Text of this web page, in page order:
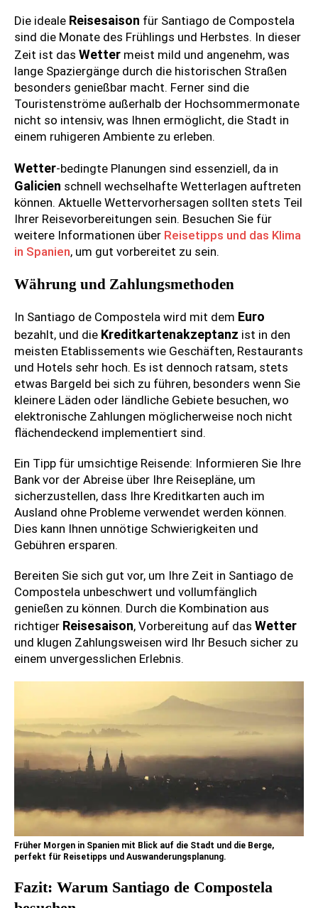
Die ideale Reisesaison für Santiago de Compostela
sind die Monate des Frühlings und Herbstes. In dieser
Zeit ist das Wetter meist mild und angenehm, was
lange Spaziergänge durch die historischen Straßen
besonders genießbar macht. Ferner sind die
Touristenströme außerhalb der Hochsommermonate
nicht so intensiv, was Ihnen ermöglicht, die Stadt in
einem ruhigeren Ambiente zu erleben.
Wetter-bedingte Planungen sind essenziell, da in
Galicien schnell wechselhafte Wetterlagen auftreten
können. Aktuelle Wettervorhersagen sollten stets Teil
Ihrer Reisevorbereitungen sein. Besuchen Sie für
weitere Informationen über Reisetipps und das Klima
in Spanien, um gut vorbereitet zu sein.
Währung und Zahlungsmethoden
In Santiago de Compostela wird mit dem Euro
bezahlt, und die Kreditkartenakzeptanz ist in den
meisten Etablissements wie Geschäften, Restaurants
und Hotels sehr hoch. Es ist dennoch ratsam, stets
etwas Bargeld bei sich zu führen, besonders wenn Sie
kleinere Läden oder ländliche Gebiete besuchen, wo
elektronische Zahlungen möglicherweise noch nicht
flächendeckend implementiert sind.
Ein Tipp für umsichtige Reisende: Informieren Sie Ihre
Bank vor der Abreise über Ihre Reisepläne, um
sicherzustellen, dass Ihre Kreditkarten auch im
Ausland ohne Probleme verwendet werden können.
Dies kann Ihnen unnötige Schwierigkeiten und
Gebühren ersparen.
Bereiten Sie sich gut vor, um Ihre Zeit in Santiago de
Compostela unbeschwert und vollumfänglich
genießen zu können. Durch die Kombination aus
richtiger Reisesaison, Vorbereitung auf das Wetter
und klugen Zahlungsweisen wird Ihr Besuch sicher zu
einem unvergesslichen Erlebnis.
Früher Morgen in Spanien mit Blick auf die Stadt und die Berge,
perfekt für Reisetipps und Auswanderungsplanung.
Fazit: Warum Santiago de Compostela